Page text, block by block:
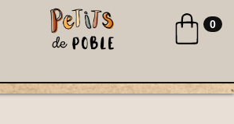
Toggle 0